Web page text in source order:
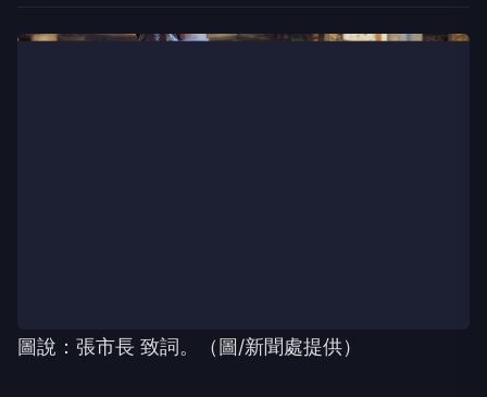
圖說：張市長 致詞。（圖/新聞處提供）